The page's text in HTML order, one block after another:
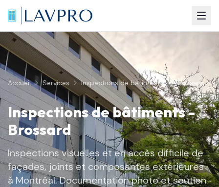
Accueil Services Inspections de bâtiments Brossard
Inspections de bâtiments-
Brossard
Inspections visuelles et en accès difficile de
façades, joints et composantes extérieures
à Montréal. Documentation photo et soutien